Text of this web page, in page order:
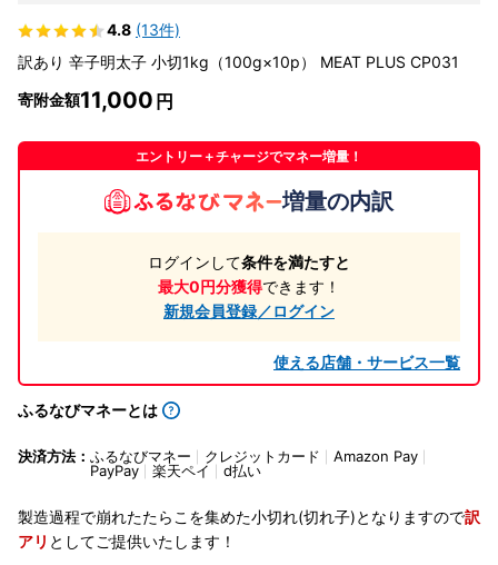
4.8 (13件)
訳あり 辛子明太子 小切1kg（100g×10p） MEAT PLUS CP031
寄附金額11,000
エントリー＋チャージでマネー増量！
増量の内訳
ログインして条件を満たすと
最大0円分獲得できます！
新規会員登録／ログイン
使える店舗・サービス一覧
ふるなびマネーとは
決済方法： ふるなびマネー クレジットカード
Amazon Pay
PayPay
楽天ペイ d払い
製造過程で崩れたたらこを集めた小切れ(切れ子)となりますので訳
アリ としてご提供いたします！